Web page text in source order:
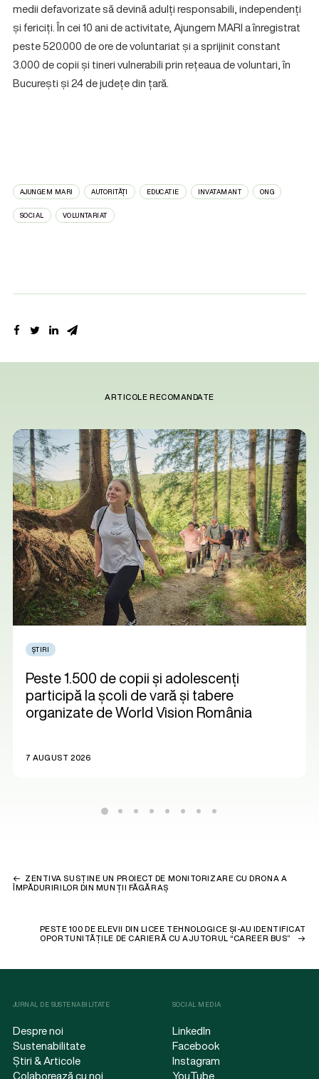
medii defavorizate să devină adulți responsabili, independenți
și fericiți. În cei 10 ani de activitate, Ajungem MARI a înregistrat
peste 520.000 de ore de voluntariat și a sprijinit constant
3.000 de copii și tineri vulnerabili prin rețeaua de voluntari, în
București și 24 de județe din țară.
AJUNGEM MARI AUTORITĂȚI EDUCATIE INVATAMANT ONG
SOCIAL VOLUNTARIAT
ARTICOLE RECOMANDATE
ȘTIRI
Peste 1.500 de copii și adolescenți
participă la școli de vară și tabere
organizate de World Vision România
7 AUGUST 2026
ZENTIVA SUSȚINE UN PROIECT DE MONITORIZARE CU DRONA A
ÎMPĂDURIRILOR DIN MUNȚII FĂGĂRAȘ
PESTE 100 DE ELEVII DIN LICEE TEHNOLOGICE ȘI-AU IDENTIFICAT
OPORTUNITĂȚILE DE CARIERĂ CU AJUTORUL “CAREER BUS”
JURNAL DE SUSTENABILITATE
Despre noi
Sustenabilitate
Știri & Articole
Colaborează cu noi
SOCIAL MEDIA
LinkedIn
Facebook
Instagram
YouTube